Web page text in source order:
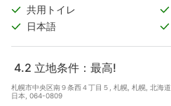
共用トイレ
日本語
4.2 立地条件：最高!
札幌市中央区南９条西４丁目５, 札幌, 札幌, 北海道,
日本, 064-0809